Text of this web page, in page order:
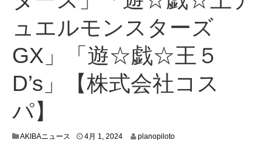
ュエルモンスターズ
GX」「遊☆戯☆王５
D’s」【株式会社コス
パ】
AKIBAニュース 4月 1, 20243
planopiloto